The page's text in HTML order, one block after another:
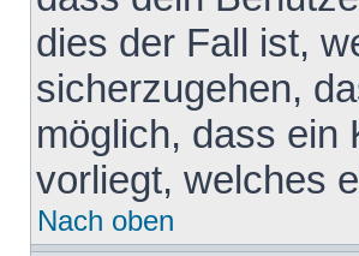
dies der Fall ist,
sicherzugehen,
möglich, dass ein
vorliegt, welches
Nach oben